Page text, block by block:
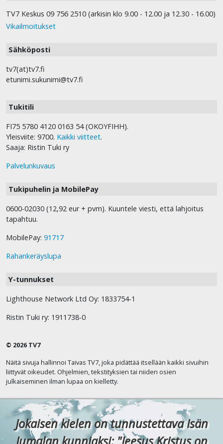
TV7 Keskus 09 756 2510 (arkisin klo 9.00 - 12.00 ja 12.30 - 16.00)
Vikailmoitukset
Sähköposti
tv7(at)tv7.fi
etunimi.sukunimi@tv7.fi
Tukitili
FI75 5780 4120 0163 54 (OKOYFIHH).
Yleisviite: 9700. Kaikki viitteet.
Saaja: Ristin Tuki ry
Palvelunkuvaus
Tukipuhelin ja MobilePay
0600-02030 (12,92 eur + pvm). Kuuntele viesti, että lahjoitus
tapahtuu.
MobilePay: 91717
Rahankeräyslupa
Y-tunnukset
Lighthouse Network Ltd Oy: 1833754-1
Ristin Tuki ry: 1911738-0
© 2026 TV7
Näitä sivuja hallinnoi Taivas TV7, joka pidättää itsellään kaikki sivuihin
liittyvät oikeudet. Ohjelmien, tekstityksien tai niiden osien
julkaiseminen ilman lupaa on kielletty.
Jokaisen kielen on tunnustettava Isän